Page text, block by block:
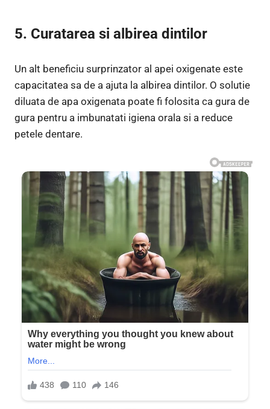
5. Curatarea si albirea dintilor
Un alt beneficiu surprinzator al apei oxigenate este
capacitatea sa de a ajuta la albirea dintilor. O solutie
diluata de apa oxigenata poate fi folosita ca gura de
gura pentru a imbunatati igiena orala si a reduce
petele dentare.